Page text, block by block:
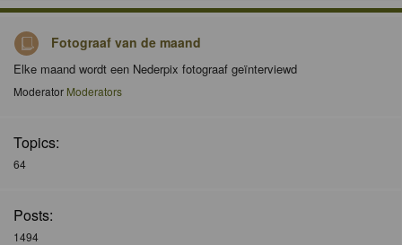
Fotograaf van de maand
Elke maand wordt een Nederpix fotograaf geïnterviewd
Moderator Moderators
Topics:
64
Posts:
1494